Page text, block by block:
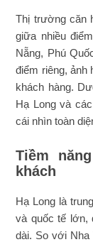
Thị trường căn
giữa nhiều
Nẵng, Phú
điểm riêng, ảnh
khách hàng.
Hạ Long và
cái nhìn toàn
Tiềm
khách
Hạ Long là
và quốc tế lớn,
dài. So với Nha